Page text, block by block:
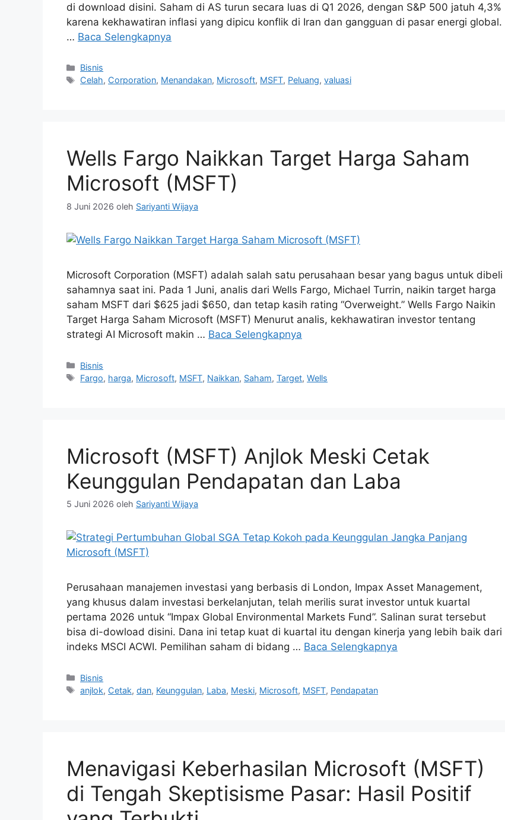
di download disini. Saham di AS turun secara luas di Q1 2026, dengan S&P 500 jatuh 4,3%
karena kekhawatiran inflasi yang dipicu konflik di Iran dan gangguan di pasar energi global.
… Baca Selengkapnya
Kategori
Bisnis
Tag
Celah, Corporation, Menandakan, Microsoft, MSFT, Peluang,valuasi
Wells Fargo Naikkan Target Harga Saham
Microsoft (MSFT)
8 Juni 2026 oleh Sariyanti Wijaya
Microsoft Corporation (MSFT) adalah salah satu perusahaan besar yang bagus untuk dibeli
sahamnya saat ini. Pada 1 Juni, analis dari Wells Fargo, Michael Turrin, naikin target harga
saham MSFT dari $625 jadi $650, dan tetap kasih rating “Overweight.” Wells Fargo Naikin
Target Harga Saham Microsoft (MSFT) Menurut analis, kekhawatiran investor tentang
strategi AI Microsoft makin … Baca Selengkapnya
Kategori
Bisnis
Tag
Fargo, harga, Microsoft, MSFT, Naikkan, Saham,Target,Wells
Microsoft (MSFT) Anjlok Meski Cetak
Keunggulan Pendapatan dan Laba
5 Juni 2026 oleh Sariyanti Wijaya
Perusahaan manajemen investasi yang berbasis di London, Impax Asset Management,
yang khusus dalam investasi berkelanjutan, telah merilis surat investor untuk kuartal
pertama 2026 untuk “Impax Global Environmental Markets Fund”. Salinan surat tersebut
bisa di-dowload disini. Dana ini tetap kuat di kuartal itu dengan kinerja yang lebih baik dari
indeks MSCI ACWI. Pemilihan saham di bidang … Baca Selengkapnya
Kategori
Bisnis
Tag
anjlok, Cetak,dan, Keunggulan, Laba, Meski, Microsoft, MSFT, Pendapatan
Menavigasi Keberhasilan Microsoft (MSFT)
di Tengah Skeptisisme Pasar: Hasil Positif